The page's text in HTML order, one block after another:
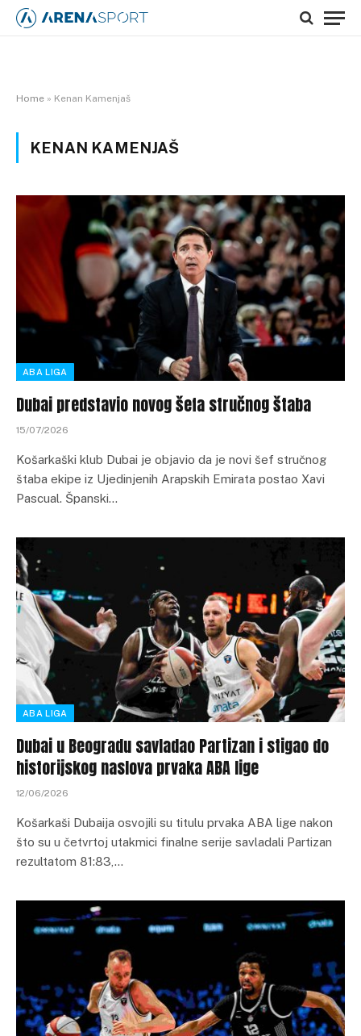
Home » Kenan Kamenjaš
KENAN KAMENJAŠ
ABA LIGA
Dubai predstavio novog šefa stručnog štaba
15/07/2026
Košarkaški klub Dubai je objavio da je novi šef stručnog
štaba ekipe iz Ujedinjenih Arapskih Emirata postao Xavi
Pascual. Španski…
ABA LIGA
Dubai u Beogradu savladao Partizan i stigao do
historijskog naslova prvaka ABA lige
12/06/2026
Košarkaši Dubaija osvojili su titulu prvaka ABA lige nakon
što su u četvrtoj utakmici finalne serije savladali Partizan
rezultatom 81:83,…